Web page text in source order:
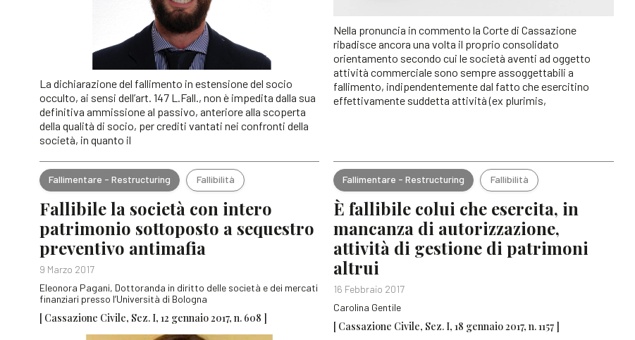
La dichiarazione del fallimento in estensione del socio
occulto, ai sensi dell’art. 147 L.Fall., non è impedita dalla sua
definitiva ammissione al passivo, anteriore alla scoperta
della qualità di socio, per crediti vantati nei confronti della
società, in quanto il
Nella pronuncia in commento la Corte di Cassazione
ribadisce ancora una volta il proprio consolidato
orientamento secondo cui le società aventi ad oggetto
attività commerciale sono sempre assoggettabili a
fallimento, indipendentemente dal fatto che esercitino
effettivamente suddetta attività (ex plurimis,
Fallimentare - Restructuring Fallibilità
Fallibile la società con intero
patrimonio sottoposto a sequestro
preventivo antimafia
9 Marzo 2017
Eleonora Pagani, Dottoranda in diritto delle società e dei mercati
finanziari presso l’Università di Bologna
[ Cassazione Civile, Sez. I, 12 gennaio 2017, n. 608 ]
Fallimentare - Restructuring Fallibilità
È fallibile colui che esercita, in
mancanza di autorizzazione,
attività di gestione di patrimoni
altrui
16 Febbraio 2017
Carolina Gentile
[ Cassazione Civile, Sez. I, 18 gennaio 2017, n. 1157 ]